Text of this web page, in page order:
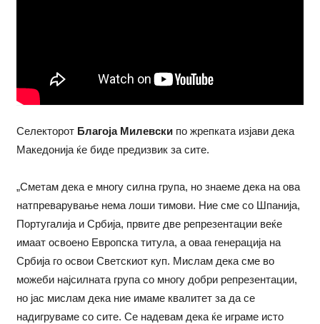
Селекторот Благоја Милевскипо жрепката изјави дека
Македонија ќе биде предизвик за сите.
„Сметам дека е многу силна група, но знаеме дека на ова
натпреварување нема лоши тимови. Ние сме со Шпанија,
Португалија и Србија, првите две репрезентации веќе
имаат освоено Европска титула, а оваа генерација на
Србија го освои Светскиот куп. Мислам дека сме во
можеби најсилната група со многу добри репрезентации,
но јас мислам дека ние имаме квалитет за да се
надигруваме со сите. Се надевам дека ќе играме исто